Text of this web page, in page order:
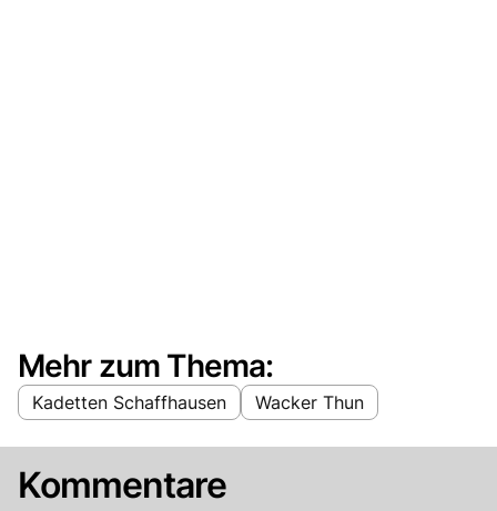
Mehr zum Thema:
Kadetten Schaffhausen Wacker Thun
Kommentare